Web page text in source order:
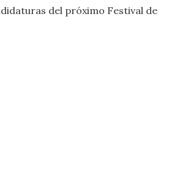
del próximo Festival de